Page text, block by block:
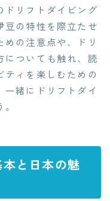
ドリフトダイビング
豆の特性を際立たせ
の注意点や、ドリ
についても触れ、読
ィを楽しむための
緒にドリフトダイ
と日本の魅